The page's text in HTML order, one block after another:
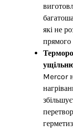
які не
прямого
Mercor